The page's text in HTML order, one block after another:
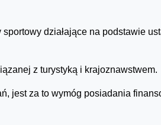
działające na podstawie
z turystyką i krajoznawstwem.
jest za to wymóg posiadania